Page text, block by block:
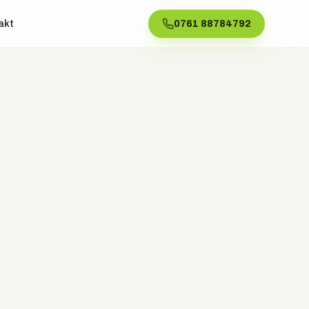
0761 88784792